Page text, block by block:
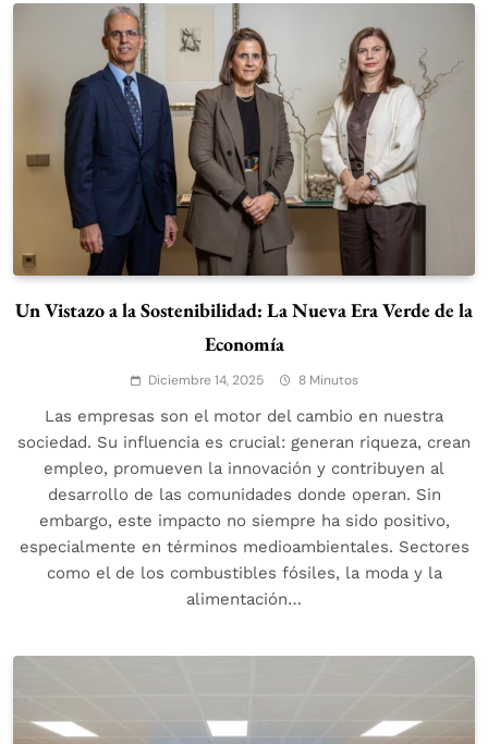
Un Vistazo a la Sostenibilidad: La Nueva Era Verde de la
Economía
Diciembre 14, 2025 8 Minutos
Las empresas son el motor del cambio en nuestra
sociedad. Su influencia es crucial: generan riqueza, crean
empleo, promueven la innovación y contribuyen al
desarrollo de las comunidades donde operan. Sin
embargo, este impacto no siempre ha sido positivo,
especialmente en términos medioambientales. Sectores
como el de los combustibles fósiles, la moda y la
alimentación…